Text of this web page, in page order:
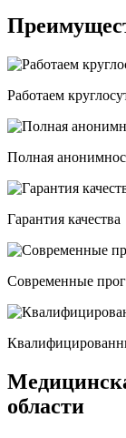
Работаем
Полная
Гарантия качества
Современные
области